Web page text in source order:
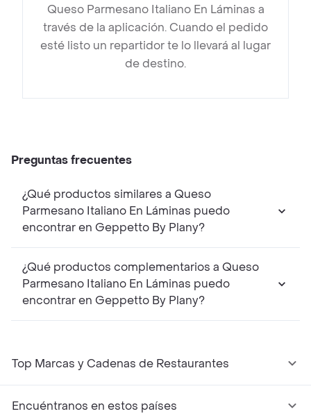
Queso Parmesano Italiano En Láminas a
través de la aplicación. Cuando el pedido
esté listo un repartidor te lo llevará al lugar
de destino.
Preguntas frecuentes
¿Qué productos similares a Queso
Parmesano Italiano En Láminas puedo
encontrar en Geppetto By Plany?
¿Qué productos complementarios a Queso
Parmesano Italiano En Láminas puedo
encontrar en Geppetto By Plany?
Top Marcas y Cadenas de Restaurantes
Encuéntranos en estos países